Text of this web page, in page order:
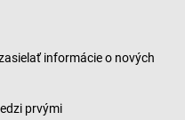
informácie o nových